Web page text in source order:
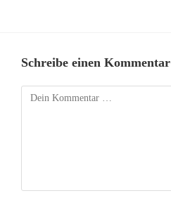
Schreibe einen Kommentar